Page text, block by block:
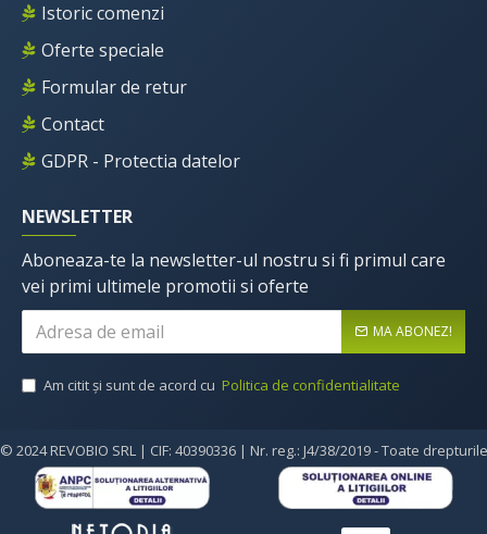
Istoric comenzi
Oferte speciale
Formular de retur
Contact
GDPR - Protectia datelor
NEWSLETTER
Aboneaza-te la newsletter-ul nostru si fi primul care
vei primi ultimele promotii si oferte
MA ABONEZ!
Am citit şi sunt de acord cu Politica de confidentialitate
© 2024 REVOBIO SRL | CIF: 40390336 | Nr. reg.: J4/38/2019 - Toate